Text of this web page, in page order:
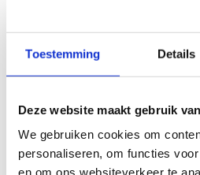
Toestemming Details
Deze website maakt gebruik
We gebruiken cookies om
personaliseren, om functies
en om ons websiteverkeer te